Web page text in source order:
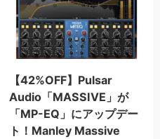
【42%OFF】Pulsar
Audio「MASSIVE」が
「MP-EQ」にアップデー
ト！Manley Massive